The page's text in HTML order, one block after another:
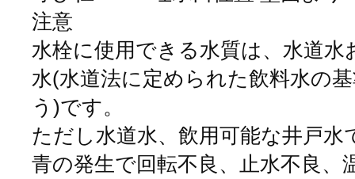
注意
水栓に使用できる水質は、水道水
水(水道法に定められた飲料水の
う)です。
ただし水道水、飲用可能な井戸水
青の発生で回転不良、止水不良、